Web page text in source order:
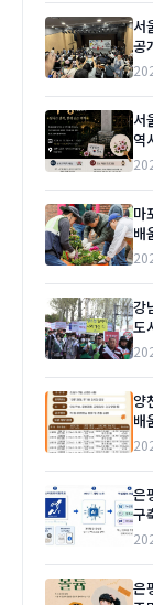
서
공
서
역
마
배
강
도
양
배
은
구
은